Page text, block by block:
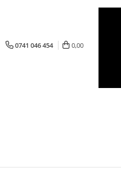
0741 046 454 0,00